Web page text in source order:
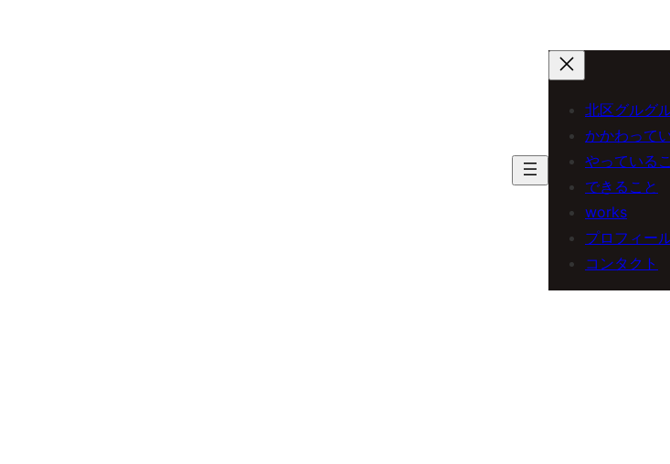
北区グルグ
かかわって
やっている
できること
works
プロフィー
コンタクト